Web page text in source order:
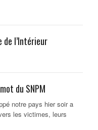
de l’Intérieur
du SNPM
notre pays hier soir a
les victimes, leurs